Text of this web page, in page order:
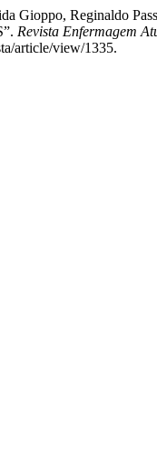
Gioppo, Reginaldo
Revista Enfermagem
article/view/1335.